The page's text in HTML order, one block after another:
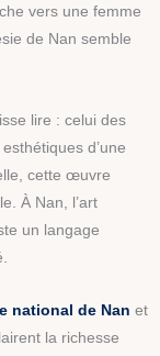
vers une femme
de Nan semble
lire : celui des
d’une
cette œuvre
À Nan, l’art
un langage
national de Nan et
la richesse